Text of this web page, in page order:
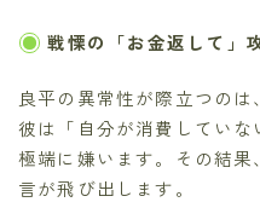
戦慄の「お金返して」
良平の異常性が際立つのは
彼は「自分が消費してい
極端に嫌います。その結
言が飛び出します。